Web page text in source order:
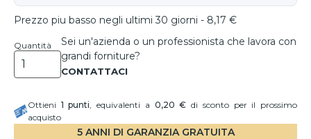
Prezzo piu basso negli ultimi 30 giorni - 8,17 €
Quantità
Sei un'azienda o un professionista che lavora con
grandi forniture?
Ottieni 1 punti, equivalenti a 0,20 € di sconto per il prossimo
acquisto
5 ANNI DI GARANZIA GRATUITA